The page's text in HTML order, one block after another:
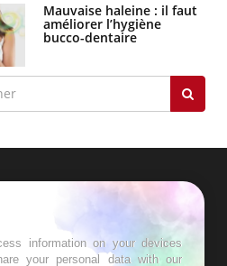
t-elle de dormir
Mauvaise haleine : il faut
améliorer l’hygiène
bucco-dentaire
information on your devices
your personal data with our